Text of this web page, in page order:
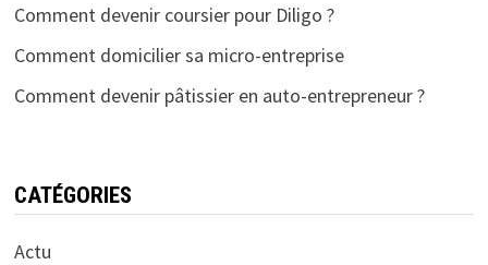
Comment devenir coursier pour Diligo ?
Comment domicilier sa micro-entreprise
Comment devenir pâtissier en auto-entrepreneur ?
CATÉGORIES
Actu